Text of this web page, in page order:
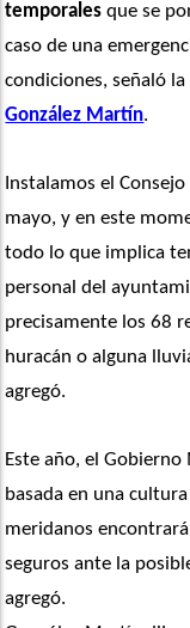
temporales que se
caso de una
condiciones, señaló
González Martín.
Instalamos el
mayo, y en este
todo lo que implica
personal del
precisamente los 68
huracán o alguna
agregó.
Este año, el
basada en una
meridanos
seguros ante la
agregó.